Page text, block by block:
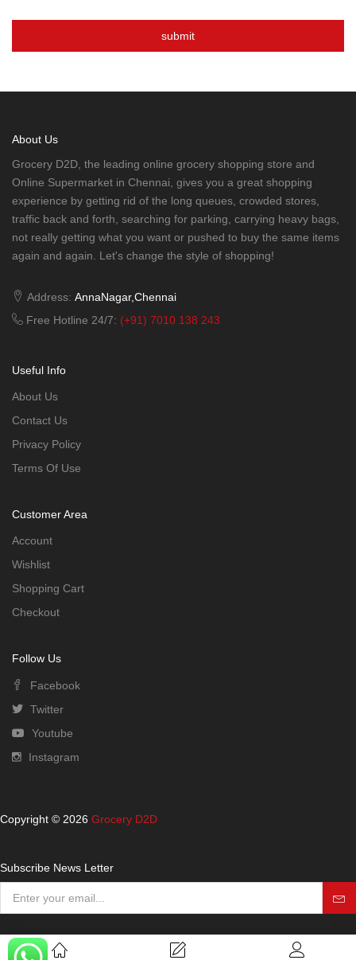
About Us
Grocery D2D, the leading online grocery shopping store and
Online Supermarket in Chennai, gives you a great shopping
experience by getting rid of the long queues, crowded stores,
traffic back and forth, searching for parking, carrying heavy bags,
not really getting what you want or pushed to buy the same items
again and again. Let's change the style of shopping!
Address: AnnaNagar,Chennai
Free Hotline 24/7: (+91) 7010 138 243
Useful Info
About Us
Contact Us
Privacy Policy
Terms Of Use
Customer Area
Account
Wishlist
Shopping Cart
Checkout
Follow Us
Facebook
Twitter
Youtube
Instagram
Copyright © 2026 Grocery D2D
Subscribe News Letter